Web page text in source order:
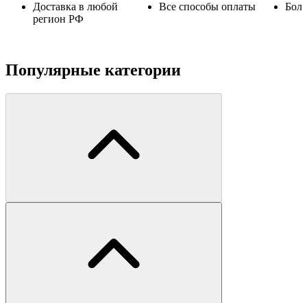
Доставка в любой
регион РФ
Все способы оплаты
Популярные категории